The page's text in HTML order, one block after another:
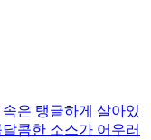
은 탱글하게 살아있
콤한 소스가 어우러